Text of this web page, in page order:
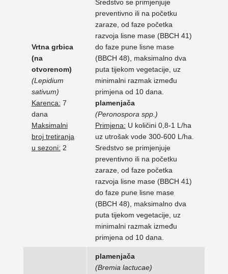
Vrtna grbica
(na
otvorenom)
(Lepidium
sativum)
Karenca: 7
dana
Maksimalni
broj tretiranja
u sezoni: 2
Sredstvo se primjenjuje
preventivno ili na početku
zaraze, od faze početka
razvoja lisne mase (BBCH 41)
do faze pune lisne mase
(BBCH 48), maksimalno dva
puta tijekom vegetacije, uz
minimalni razmak između
primjena od 10 dana.
plamenjača
(Peronospora spp.)
Primjena: U količini 0,8-1 L/ha
uz utrošak vode 300-600 L/ha.
Sredstvo se primjenjuje
preventivno ili na početku
zaraze, od faze početka
razvoja lisne mase (BBCH 41)
do faze pune lisne mase
(BBCH 48), maksimalno dva
puta tijekom vegetacije, uz
minimalni razmak između
primjena od 10 dana.
plamenjača
(Bremia lactucae)